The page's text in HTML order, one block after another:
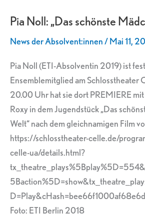
Pia Noll: „Das schönste
News der Absolvent:innen/Mai 11,
Pia Noll (ETI-Absolventin 2019) ist
Ensemblemitglied am Schlosstheater
20.00 Uhr hat sie dort PREMIERE
Roxy in dem Jugendstück „Das
Welt“ nach dem gleichnamigen Film
https://schlosstheater-celle.de/
celle-ua/details.html?
Foto: ETI Berlin 2018
„Das
der
Welt“